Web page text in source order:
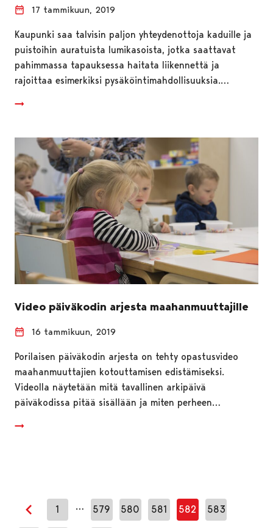
17 tammikuun, 2019
Kaupunki saa talvisin paljon yhteydenottoja kaduille ja
puistoihin auratuista lumikasoista, jotka saattavat
pahimmassa tapauksessa haitata liikennettä ja
rajoittaa esimerkiksi pysäköintimahdollisuuksia.…
Video päiväkodin arjesta maahanmuuttajille
16 tammikuun, 2019
Porilaisen päiväkodin arjesta on tehty opastusvideo
maahanmuuttajien kotouttamisen edistämiseksi.
Videolla näytetään mitä tavallinen arkipäivä
päiväkodissa pitää sisällään ja miten perheen…
Edellinen sivu
1 … 579 580 581 582 583